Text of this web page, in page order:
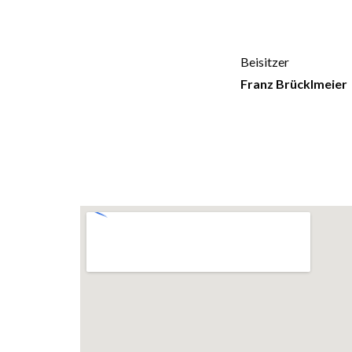
Beisitzer
Franz Brücklmeier